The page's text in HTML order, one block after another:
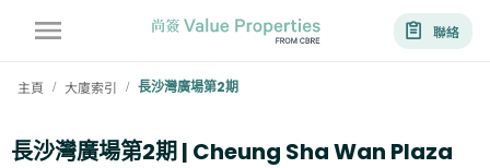
聯絡
主頁 / 大廈索引 / 長沙灣廣場第2期
長沙灣廣場第2期 | Cheung Sha Wan Plaza